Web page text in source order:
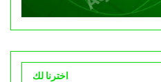
اخترنا لك